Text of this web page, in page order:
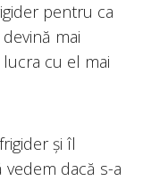
pentru ca
mai
cu el mai
și îl
dacă s-a